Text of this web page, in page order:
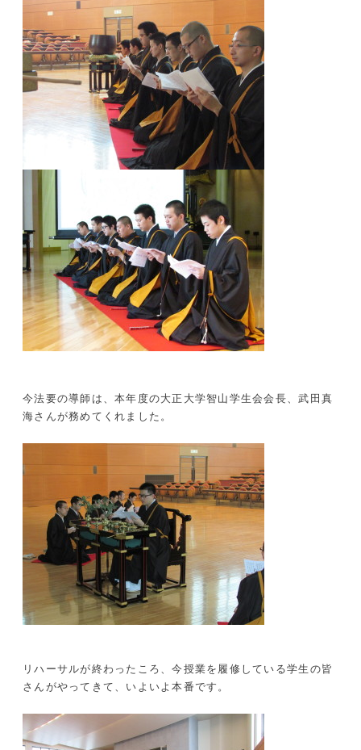
今法要の導師は、本年度の大正大学智山学生会会長、武田真
海さんが務めてくれました。
リハーサルが終わったころ、今授業を履修している学生の皆
さんがやってきて、いよいよ本番です。